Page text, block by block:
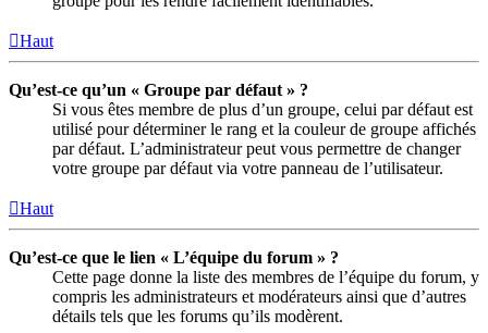
Haut
Qu’est-ce qu’un « Groupe par défaut » ?
Si vous êtes membre de plus d’un groupe, celui par défaut est
utilisé pour déterminer le rang et la couleur de groupe affichés
par défaut. L’administrateur peut vous permettre de changer
votre groupe par défaut via votre panneau de l’utilisateur.
Haut
Qu’est-ce que le lien « L’équipe du forum » ?
Cette page donne la liste des membres de l’équipe du forum, y
compris les administrateurs et modérateurs ainsi que d’autres
détails tels que les forums qu’ils modèrent.